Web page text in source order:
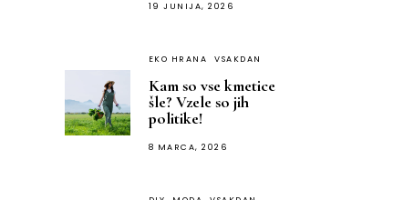
19 JUNIJA, 2026
EKO HRANA VSAKDAN
Kam so vse kmetice
šle? Vzele so jih
politike!
8 MARCA, 2026